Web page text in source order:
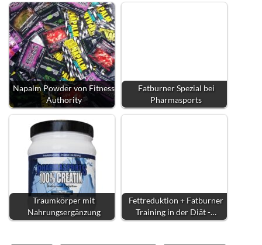
Napalm Powder von Fitness
Authority
Fatburner Spezial bei
Pharmasports
Traumkörper mit
Nahrungsergänzung
Fettreduktion + Fatburner
Training in der Diät -…